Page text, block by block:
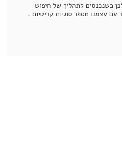
כשנכנסים לתהליך של חיפוש
עצמנו מספר סוגיות קריטיות .